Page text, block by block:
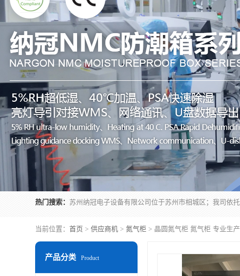
热门搜索：
当前位置： 首页 > 供应商机 > 氮气柜 > 晶圆氮气柜 氮气柜 专业生产
产品分类 Product